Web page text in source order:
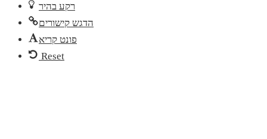
רקע בהיר
הדגש קישורים
פונט קריא
Reset